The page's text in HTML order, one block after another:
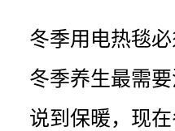
冬季用电热毯必
冬季养生最需要
说到保暖，现